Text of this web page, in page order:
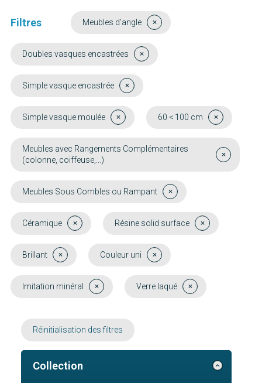
Filtres Meubles d'angle
Doubles vasques encastrées
Simple vasque encastrée
Simple vasque moulée 60 < 100 cm
Meubles avec Rangements Complémentaires
(colonne, coiffeuse,...)
Meubles Sous Combles ou Rampant
Céramique Résine solid surface
Brillant Couleur uni
Imitation minéral Verre laqué
Réinitialisation des filtres
Collection